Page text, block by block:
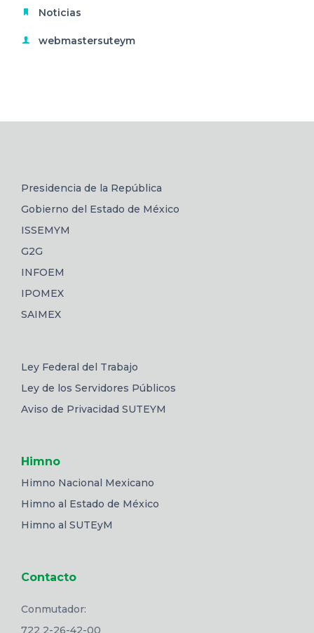
Noticias
webmastersuteym
Presidencia de la República
Gobierno del Estado de México
ISSEMYM
G2G
INFOEM
IPOMEX
SAIMEX
Ley Federal del Trabajo
Ley de los Servidores Públicos
Aviso de Privacidad SUTEYM
Himno
Himno Nacional Mexicano
Himno al Estado de México
Himno al SUTEyM
Contacto
Conmutador:
722 2-26-42-00